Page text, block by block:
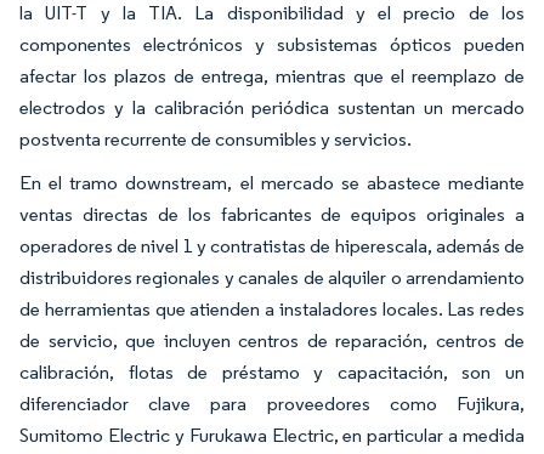
la UIT-T y la TIA. La disponibilidad y el precio de los
componentes electrónicos y subsistemas ópticos pueden
afectar los plazos de entrega, mientras que el reemplazo de
electrodos y la calibración periódica sustentan un mercado
postventa recurrente de consumibles y servicios.
En el tramo downstream, el mercado se abastece mediante
ventas directas de los fabricantes de equipos originales a
operadores de nivel 1 y contratistas de hiperescala, además de
distribuidores regionales y canales de alquiler o arrendamiento
de herramientas que atienden a instaladores locales. Las redes
de servicio, que incluyen centros de reparación, centros de
calibración, flotas de préstamo y capacitación, son un
diferenciador clave para proveedores como Fujikura,
Sumitomo Electric y Furukawa Electric, en particular a medida